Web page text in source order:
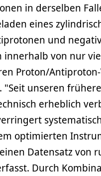
in derselben
eines
und
innerhalb von nur
Proton/
"Seit unseren
erheblich
optimierten
Datensatz von
Durch